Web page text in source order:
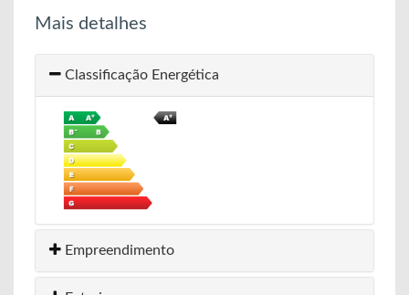
Mais detalhes
Classificação Energética
Empreendimento